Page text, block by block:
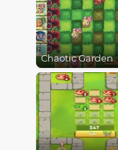
Chaotic Garden